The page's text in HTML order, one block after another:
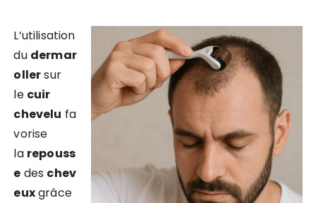
L’utilisation
du dermar
ollersur
le cuir
chevelu fa
vorise
la repouss
e des chev
euxgrâce